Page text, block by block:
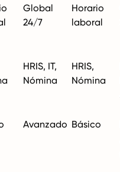
Global
24/7
Horario
laboral
HRIS, IT,
Nómina
HRIS,
Nómina
Avanzado Básico